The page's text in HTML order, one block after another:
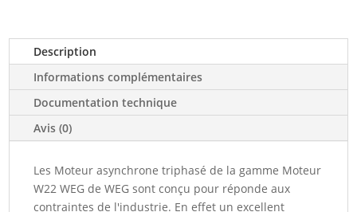
T4
B3
15kw
400/690
V
1500tr/min
160M/L
W22Xdb-
Description
Informations complémentaires
Documentation technique
Avis (0)
Les Moteur asynchrone triphasé de la gamme Moteur
W22 WEG de WEG sont conçu pour réponde aux
contraintes de l'industrie. En effet un excellent